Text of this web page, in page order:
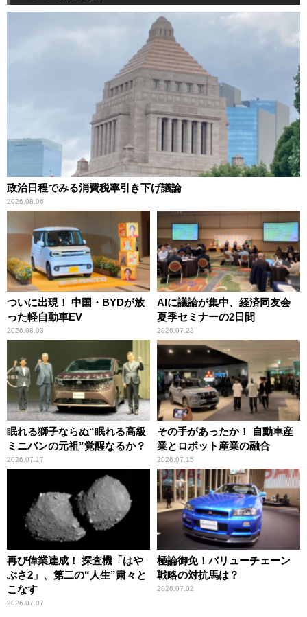
政治日程でみる消費税率引き下げ議論
2026.08.06
ついに出現！ 中国・BYDが放
った軽自動車EV
2026.08.03
AIに議論が集中、経済同友会
夏季セミナーの2日間
2026.07.23
眠れる獅子ならぬ“眠れる高級
ミニバンの元祖”覚醒なるか？
2026.07.17
その手があったか！ 自動車産
業とロボット産業の融合
2026.07.15
再び偉業達成！ 探査機「はや
ぶさ2」、第二の“人生”粛々と
こなす
2026.07.07
極論御免！バリューチェーン
戦略の対抗馬は？
2026.07.02